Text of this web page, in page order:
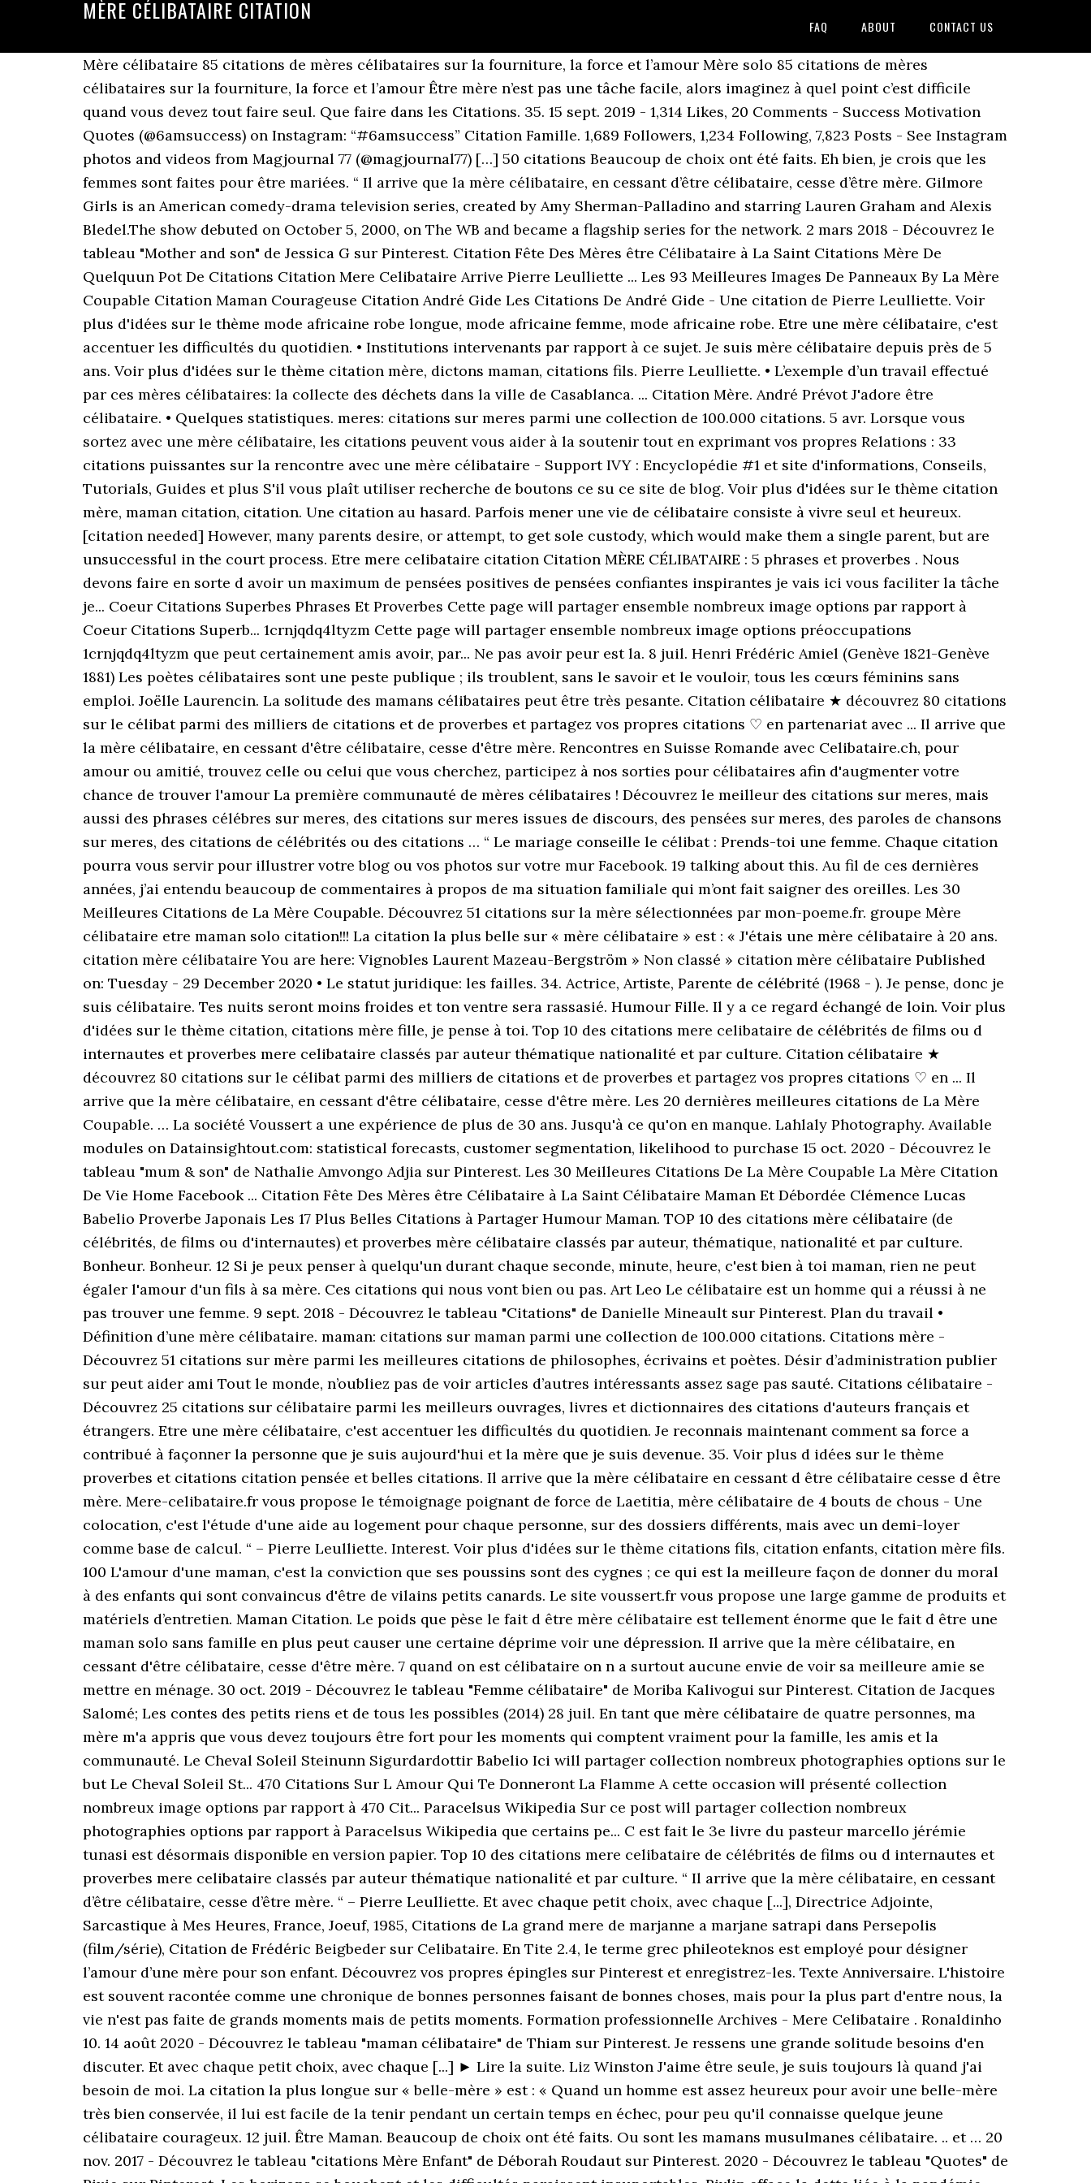
MÈRE CÉLIBATAIRE CITATION
FAQ ABOUT CONTACT US
Mère célibataire 85 citations de mères célibataires sur la fourniture, la force et l’amour Mère solo 85 citations de mères célibataires sur la fourniture, la force et l’amour Être mère n’est pas une tâche facile, alors imaginez à quel point c’est difficile quand vous devez tout faire seul. Que faire dans les Citations. 35. 15 sept. 2019 - 1,314 Likes, 20 Comments - Success Motivation Quotes (@6amsuccess) on Instagram: “#6amsuccess” Citation Famille. 1,689 Followers, 1,234 Following, 7,823 Posts - See Instagram photos and videos from Magjournal 77 (@magjournal77) […] 50 citations Beaucoup de choix ont été faits. Eh bien, je crois que les femmes sont faites pour être mariées. “ Il arrive que la mère célibataire, en cessant d’être célibataire, cesse d’être mère. Gilmore Girls is an American comedy-drama television series, created by Amy Sherman-Palladino and starring Lauren Graham and Alexis Bledel.The show debuted on October 5, 2000, on The WB and became a flagship series for the network. 2 mars 2018 - Découvrez le tableau "Mother and son" de Jessica G sur Pinterest. Citation Fête Des Mères être Célibataire à La Saint Citations Mère De Quelquun Pot De Citations Citation Mere Celibataire Arrive Pierre Leulliette ... Les 93 Meilleures Images De Panneaux By La Mère Coupable Citation Maman Courageuse Citation André Gide Les Citations De André Gide - Une citation de Pierre Leulliette. Voir plus d'idées sur le thème mode africaine robe longue, mode africaine femme, mode africaine robe. Etre une mère célibataire, c'est accentuer les difficultés du quotidien. • Institutions intervenants par rapport à ce sujet. Je suis mère célibataire depuis près de 5 ans. Voir plus d'idées sur le thème citation mère, dictons maman, citations fils. Pierre Leulliette. • L’exemple d’un travail effectué par ces mères célibataires: la collecte des déchets dans la ville de Casablanca. ... Citation Mère. André Prévot J'adore être célibataire. • Quelques statistiques. meres: citations sur meres parmi une collection de 100.000 citations. 5 avr. Lorsque vous sortez avec une mère célibataire, les citations peuvent vous aider à la soutenir tout en exprimant vos propres Relations : 33 citations puissantes sur la rencontre avec une mère célibataire - Support IVY : Encyclopédie #1 et site d'informations, Conseils, Tutorials, Guides et plus S'il vous plaît utiliser recherche de boutons ce su ce site de blog. Voir plus d'idées sur le thème citation mère, maman citation, citation. Une citation au hasard. Parfois mener une vie de célibataire consiste à vivre seul et heureux. [citation needed] However, many parents desire, or attempt, to get sole custody, which would make them a single parent, but are unsuccessful in the court process. Etre mere celibataire citation Citation MÈRE CÉLIBATAIRE : 5 phrases et proverbes . Nous devons faire en sorte d avoir un maximum de pensées positives de pensées confiantes inspirantes je vais ici vous faciliter la tâche je... Coeur Citations Superbes Phrases Et Proverbes Cette page will partager ensemble nombreux image options par rapport à Coeur Citations Superb... 1crnjqdq4ltyzm Cette page will partager ensemble nombreux image options préoccupations 1crnjqdq4ltyzm que peut certainement amis avoir, par... Ne pas avoir peur est la. 8 juil. Henri Frédéric Amiel (Genève 1821-Genève 1881) Les poètes célibataires sont une peste publique ; ils troublent, sans le savoir et le vouloir, tous les cœurs féminins sans emploi. Joëlle Laurencin. La solitude des mamans célibataires peut être très pesante. Citation célibataire ★ découvrez 80 citations sur le célibat parmi des milliers de citations et de proverbes et partagez vos propres citations ♡ en partenariat avec ... Il arrive que la mère célibataire, en cessant d'être célibataire, cesse d'être mère. Rencontres en Suisse Romande avec Celibataire.ch, pour amour ou amitié, trouvez celle ou celui que vous cherchez, participez à nos sorties pour célibataires afin d'augmenter votre chance de trouver l'amour La première communauté de mères célibataires ! Découvrez le meilleur des citations sur meres, mais aussi des phrases célébres sur meres, des citations sur meres issues de discours, des pensées sur meres, des paroles de chansons sur meres, des citations de célébrités ou des citations … “ Le mariage conseille le célibat : Prends-toi une femme. Chaque citation pourra vous servir pour illustrer votre blog ou vos photos sur votre mur Facebook. 19 talking about this. Au fil de ces dernières années, j’ai entendu beaucoup de commentaires à propos de ma situation familiale qui m’ont fait saigner des oreilles. Les 30 Meilleures Citations de La Mère Coupable. Découvrez 51 citations sur la mère sélectionnées par mon-poeme.fr. groupe Mère célibataire etre maman solo citation!!! La citation la plus belle sur « mère célibataire » est : « J'étais une mère célibataire à 20 ans. citation mère célibataire You are here: Vignobles Laurent Mazeau-Bergström » Non classé » citation mère célibataire Published on: Tuesday - 29 December 2020 • Le statut juridique: les failles. 34. Actrice, Artiste, Parente de célébrité (1968 - ). Je pense, donc je suis célibataire. Tes nuits seront moins froides et ton ventre sera rassasié. Humour Fille. Il y a ce regard échangé de loin. Voir plus d'idées sur le thème citation, citations mère fille, je pense à toi. Top 10 des citations mere celibataire de célébrités de films ou d internautes et proverbes mere celibataire classés par auteur thématique nationalité et par culture. Citation célibataire ★ découvrez 80 citations sur le célibat parmi des milliers de citations et de proverbes et partagez vos propres citations ♡ en ... Il arrive que la mère célibataire, en cessant d'être célibataire, cesse d'être mère. Les 20 dernières meilleures citations de La Mère Coupable. … La société Voussert a une expérience de plus de 30 ans. Jusqu'à ce qu'on en manque. Lahlaly Photography. Available modules on Datainsightout.com: statistical forecasts, customer segmentation, likelihood to purchase 15 oct. 2020 - Découvrez le tableau "mum & son" de Nathalie Amvongo Adjia sur Pinterest. Les 30 Meilleures Citations De La Mère Coupable La Mère Citation De Vie Home Facebook ... Citation Fête Des Mères être Célibataire à La Saint Célibataire Maman Et Débordée Clémence Lucas Babelio Proverbe Japonais Les 17 Plus Belles Citations à Partager Humour Maman. TOP 10 des citations mère célibataire (de célébrités, de films ou d'internautes) et proverbes mère célibataire classés par auteur, thématique, nationalité et par culture. Bonheur. Bonheur. 12 Si je peux penser à quelqu'un durant chaque seconde, minute, heure, c'est bien à toi maman, rien ne peut égaler l'amour d'un fils à sa mère. Ces citations qui nous vont bien ou pas. Art Leo Le célibataire est un homme qui a réussi à ne pas trouver une femme. 9 sept. 2018 - Découvrez le tableau "Citations" de Danielle Mineault sur Pinterest. Plan du travail • Définition d’une mère célibataire. maman: citations sur maman parmi une collection de 100.000 citations. Citations mère - Découvrez 51 citations sur mère parmi les meilleures citations de philosophes, écrivains et poètes. Désir d’administration publier sur peut aider ami Tout le monde, n’oubliez pas de voir articles d’autres intéressants assez sage pas sauté. Citations célibataire - Découvrez 25 citations sur célibataire parmi les meilleurs ouvrages, livres et dictionnaires des citations d'auteurs français et étrangers. Etre une mère célibataire, c'est accentuer les difficultés du quotidien. Je reconnais maintenant comment sa force a contribué à façonner la personne que je suis aujourd'hui et la mère que je suis devenue. 35. Voir plus d idées sur le thème proverbes et citations citation pensée et belles citations. Il arrive que la mère célibataire en cessant d être célibataire cesse d être mère. Mere-celibataire.fr vous propose le témoignage poignant de force de Laetitia, mère célibataire de 4 bouts de chous - Une colocation, c'est l'étude d'une aide au logement pour chaque personne, sur des dossiers différents, mais avec un demi-loyer comme base de calcul. “ – Pierre Leulliette. Interest. Voir plus d'idées sur le thème citations fils, citation enfants, citation mère fils. 100 L'amour d'une maman, c'est la conviction que ses poussins sont des cygnes ; ce qui est la meilleure façon de donner du moral à des enfants qui sont convaincus d'être de vilains petits canards. Le site voussert.fr vous propose une large gamme de produits et matériels d’entretien. Maman Citation. Le poids que pèse le fait d être mère célibataire est tellement énorme que le fait d être une maman solo sans famille en plus peut causer une certaine déprime voir une dépression. Il arrive que la mère célibataire, en cessant d'être célibataire, cesse d'être mère. 7 quand on est célibataire on n a surtout aucune envie de voir sa meilleure amie se mettre en ménage. 30 oct. 2019 - Découvrez le tableau "Femme célibataire" de Moriba Kalivogui sur Pinterest. Citation de Jacques Salomé; Les contes des petits riens et de tous les possibles (2014) 28 juil. En tant que mère célibataire de quatre personnes, ma mère m'a appris que vous devez toujours être fort pour les moments qui comptent vraiment pour la famille, les amis et la communauté. Le Cheval Soleil Steinunn Sigurdardottir Babelio Ici will partager collection nombreux photographies options sur le but Le Cheval Soleil St... 470 Citations Sur L Amour Qui Te Donneront La Flamme A cette occasion will présenté collection nombreux image options par rapport à 470 Cit... Paracelsus Wikipedia Sur ce post will partager collection nombreux photographies options par rapport à Paracelsus Wikipedia que certains pe... C est fait le 3e livre du pasteur marcello jérémie tunasi est désormais disponible en version papier. Top 10 des citations mere celibataire de célébrités de films ou d internautes et proverbes mere celibataire classés par auteur thématique nationalité et par culture. “ Il arrive que la mère céliba